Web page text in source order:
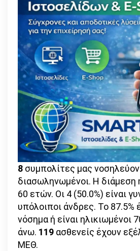
8 συμπολίτες μας
διασωληνωμένοι. Η διάμεση
60 ετών. Οι 4 (50.0%) είναι
υπόλοιποι άνδρες. To 87.5%
νόσημα ή είναι ηλικιωμένοι
άνω. 119 ασθενείς έχουν
ΜΕΘ.